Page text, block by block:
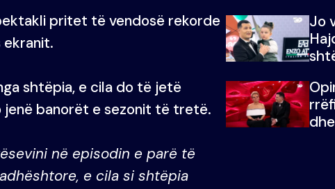
pritet të vendosë rekorde
shtëpia, e cila do të jetë
banorët e sezonit të tretë.
në episodin e parë të
e cila si shtëpia
në
Jo
me